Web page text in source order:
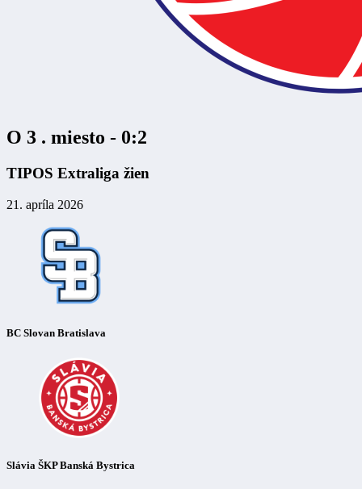
O 3 . miesto - 0:2
TIPOS Extraliga žien
21. apríla 2026
BC Slovan Bratislava
Slávia ŠKP Banská Bystrica